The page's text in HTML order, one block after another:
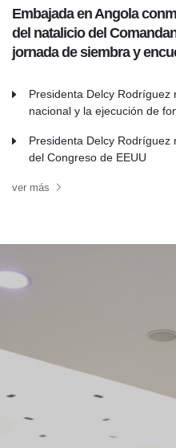
Embajada en Angola
del natalicio del
jornada de siembra y
Presidenta Delcy Rodríguez
nacional y la ejecución de
Presidenta Delcy Rodríguez
del Congreso de EEUU
ver más